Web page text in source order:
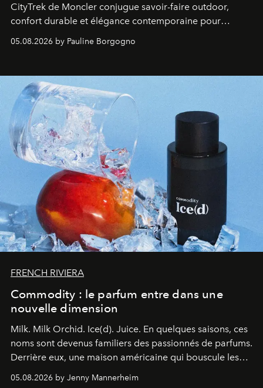
CityTrek de Moncler conjugue savoir-faire outdoor,
confort durable et élégance contemporaine pour
accompagner les explorations du quotidien.
05.08.2026 by Pauline Borgogno
FRENCH RIVIERA
Commodity : le parfum entre dans une
nouvelle dimension
Milk. Milk Orchid. Ice(d). Juice. En quelques saisons, ces
noms sont devenus familiers des passionnés de parfums.
Derrière eux, une maison américaine qui bouscule les
codes de la parfumerie contemporaine en proposant
une approche aussi intuitive que personnelle :
05.08.2026 by Jenny Mannerheim